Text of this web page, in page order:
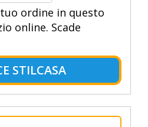
ordine in questo
online. Scade
STILCASA